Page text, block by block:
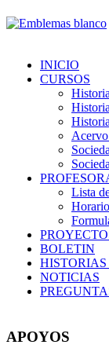
INICIO
CURSOS
Lista
BOLETIN
NOTICIAS
APOYOS